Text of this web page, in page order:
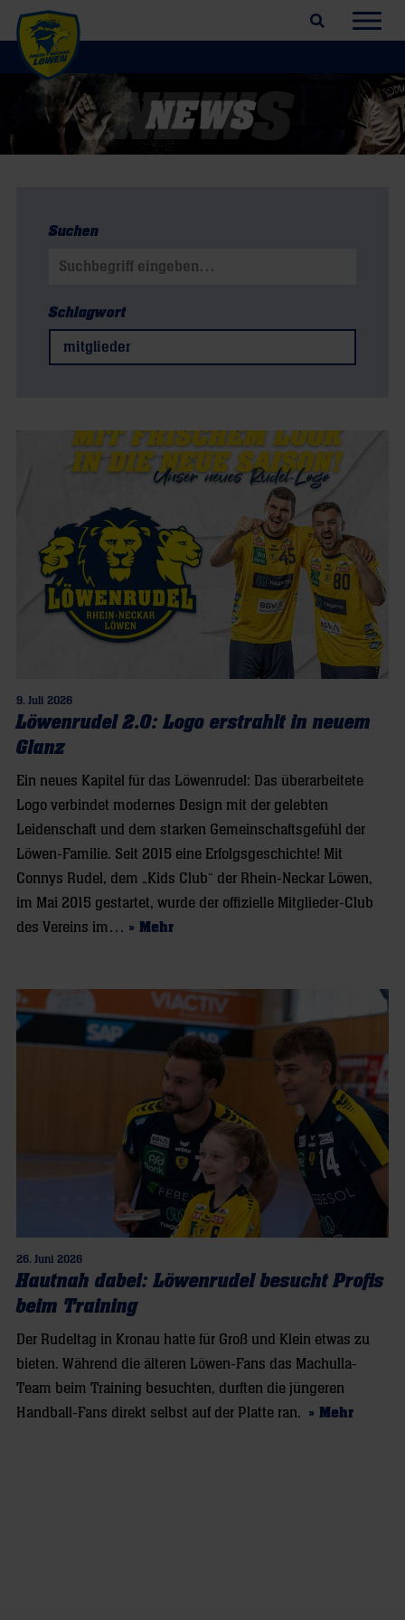
Suchfeld öffnen
Suchen
Suchen nach:
Schlagwort
mitglieder
9. Juli 2026
Löwenrudel 2.0: Logo erstrahlt in neuem
Glanz
Ein neues Kapitel für das Löwenrudel: Das überarbeitete
Logo verbindet modernes Design mit der gelebten
Leidenschaft und dem starken Gemeinschaftsgefühl der
Löwen-Familie. Seit 2015 eine Erfolgsgeschichte! Mit
Connys Rudel, dem „Kids Club“ der Rhein-Neckar Löwen,
im Mai 2015 gestartet, wurde der offizielle Mitglieder-Club
des Vereins im… » Mehr
26. Juni 2026
Hautnah dabei: Löwenrudel besucht Profis
beim Training
Der Rudeltag in Kronau hatte für Groß und Klein etwas zu
bieten. Während die älteren Löwen-Fans das Machulla-
Team beim Training besuchten, durften die jüngeren
Handball-Fans direkt selbst auf der Platte ran. » Mehr